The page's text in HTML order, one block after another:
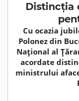
Distincția
Cu ocazia
Polonez din
Național al
acordate
ministrului